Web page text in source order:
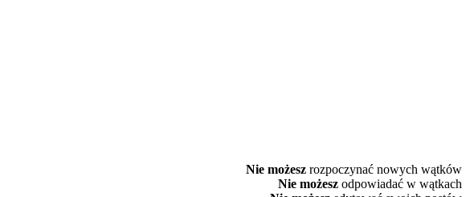
Nie możesz rozpoczynać nowych wątków
Nie możesz odpowiadać w wątkach